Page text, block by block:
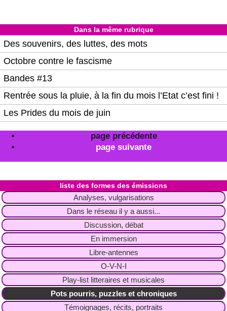
Dans la même rubrique
Des souvenirs, des luttes, des mots
Octobre contre le fascisme
Bandes #13
Rentrée sous la pluie, à la fin du mois l’Etat c’est fini !
Les Prides du mois de juin
page précédente
page suivante
liste des formes des émissions
Analyses, vulgarisations
Dans le réseau il y a aussi...
Discussion, débat
En immersion
Libre-antennes
O-V-N-I
Play-list litteraires et musicales
Pots pourris, puzzles et chroniques
Témoignages, récits, portraits